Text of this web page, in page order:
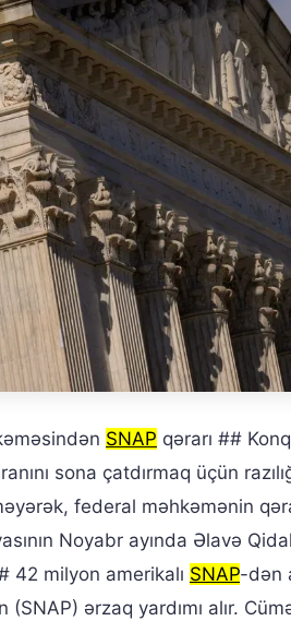
SNAP qərarı ##
sona çatdırmaq üçün
federal məhkəmənin
Noyabr ayında Əlavə
42 milyon amerikalı SNAP-dən
(SNAP) ərzaq yardımı alır.